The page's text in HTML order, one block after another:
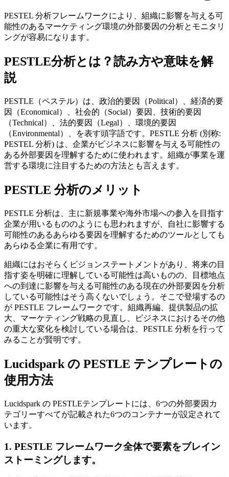
PESTEL 分析フレームワークにより、組織に影響を与える可
能性のあるマーケティング環境の外部要因の分析とモニタリ
ングが容易になります。
PESTLE分析とは？読み方や意味を解
説
PESTLE（ペステル）は、政治的要因（Political）、経済的要
因（Economical）、社会的（Social）要因、技術的要因
（Technical）、法的要因（Legal）、環境的要因
（Environmental）、を表す頭字語です。PESTLE 分析 (別称:
PESTEL 分析) は、企業がビジネスに影響を与える可能性の
ある外部要因を理解するために使われます。組織が事業を運
営する環境に注目するための方法とも言えます。
PESTLE 分析のメリット
PESTLE 分析は、主に新規事業や海外市場への参入を目指す
企業が用いるもののようにも思われますが、自社に影響する
可能性のあるあらゆる要因を理解するためのツールとしても
あらゆる企業に有用です。
組織にはおそらくビジョンステートメントがあり、将来の目
指す姿を明確に理解している可能性は高いものの、目標地点
への到達に影響を与える可能性のある現在の外部要因を分析
している可能性はそう高くないでしょう。そこで登場するの
が PESTLE フレームワークです。組織再編、提供製品の拡
大、マーケティング戦略の見直し、ビジネスにおけるその他
の重大な変化を検討している場合は、PESTLE 分析を行って
みることが賢明です。
Lucidspark の PESTLE テンプレートの
使用方法
Lucidspark の PESTLEテンプレートには、6つの外部要因カ
テゴリーすべてが記載された6つのコンテナーが設定されて
います。
1. PESTLE フレームワーク全体で要素をブレイン
ストーミングします。